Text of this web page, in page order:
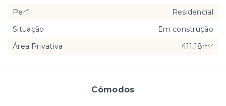
Cômodos
Perfil
Residencial
Situação
Em construção
Área Privativa
411,18m²